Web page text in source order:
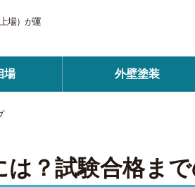
場）が運
場 外壁塗装
？試験合格ま